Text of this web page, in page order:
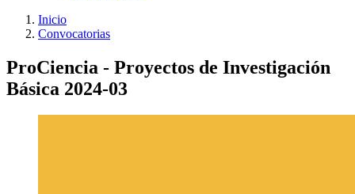
Inicio
Convocatorias
ProCiencia - Proyectos de Investigación
Básica 2024-03